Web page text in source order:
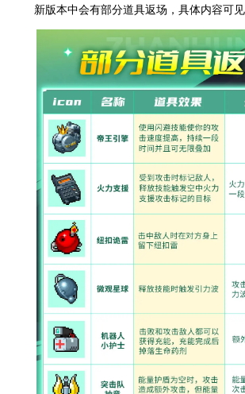
新版本中会有部分道具返场，具体内容可见